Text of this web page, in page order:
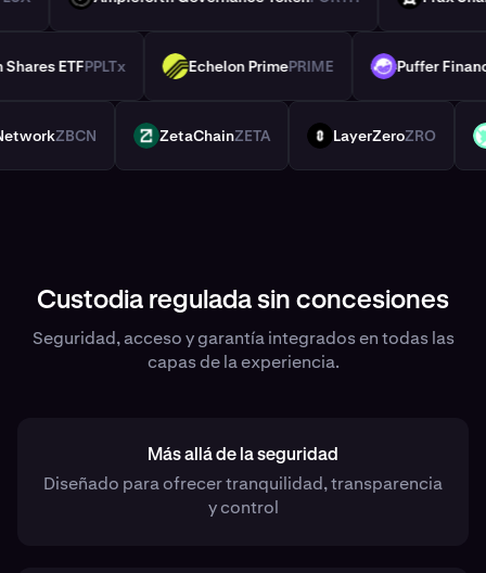
Shares ETFPPLTx PRIME Echelon PrimePRIME PUFFERPuffer
NetworkZBCN ZETA ZetaChainZETA ZRO LayerZeroZRO
Custodia regulada sin concesiones
Seguridad, acceso y garantía integrados en todas las
capas de la experiencia.
Más allá de la seguridad
Diseñado para ofrecer tranquilidad, transparencia
y control